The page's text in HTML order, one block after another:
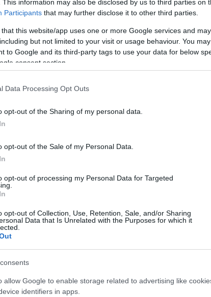
This information may also be disclosed by us to third parties on
Participants that may further disclose it to other third parties.
that this website/app uses one or more Google services and
but not limited to your visit or usage behaviour. You
to Google and its third-party tags to use your data for below
consent section.
Data Processing Opt Outs
opt-out of the Sharing of my personal data.
opt-out of the Sale of my Personal Data.
opt-out of processing my Personal Data for Targeted
opt-out of Collection, Use, Retention, Sale, and/or Sharing
Data that Is Unrelated with the Purposes for which it
allow Google to enable storage related to advertising like
identifiers in apps.
vállalat vesz
használja saját
van szükségük,
adat Európában marad
szuverén felhőszolgáltatását az Oracle, amelynek
európai jogi személyek működtetik itteni
Minthogy az ügyfelek adatai helyben maradnak, a cég
jogszabályok vonatkoznak majd a kívülről
hozzáférési kérelmekre is.
miatt leállt a Western Digital
12:35
a hardvergyártó szervereit, egyelőre nem tudni, mikor áll
a Microsoft